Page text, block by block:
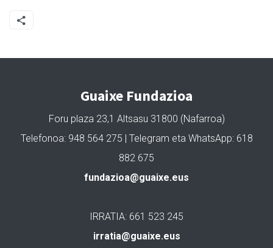
Guaixe Fundazioa
Foru plaza 23,1 Altsasu 31800 (Nafarroa)
Telefonoa: 948 564 275 | Telegram eta WhatsApp: 618
882 675
fundazioa@guaixe.eus
IRRATIA: 661 523 245
irratia@guaixe.eus